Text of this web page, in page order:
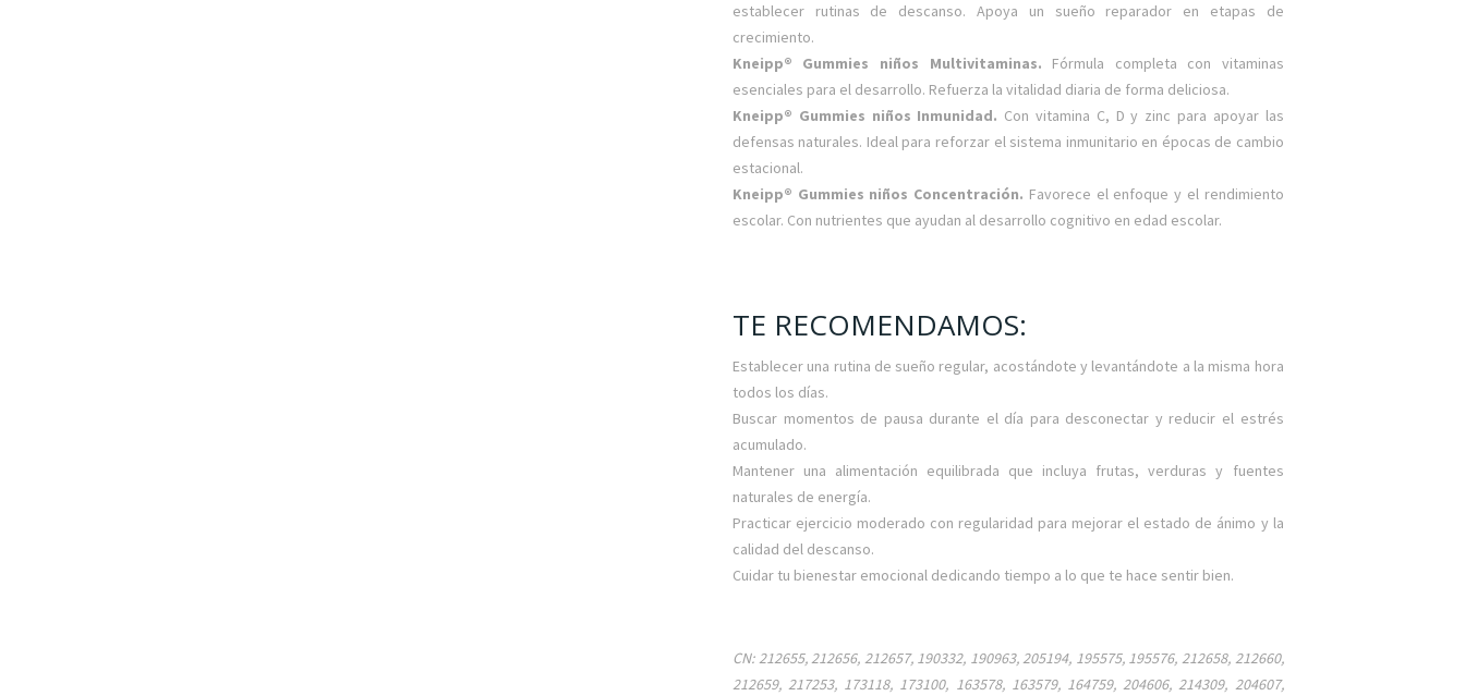
establecer rutinas de descanso. Apoya un sueño reparador en etapas de
crecimiento.
Kneipp® Gummies niños Multivitaminas. Fórmula completa con vitaminas
esenciales para el desarrollo. Refuerza la vitalidad diaria de forma deliciosa.
Kneipp® Gummies niños Inmunidad. Con vitamina C, D y zinc para apoyar las
defensas naturales. Ideal para reforzar el sistema inmunitario en épocas de cambio
estacional.
Kneipp® Gummies niños Concentración. Favorece el enfoque y el rendimiento
escolar. Con nutrientes que ayudan al desarrollo cognitivo en edad escolar.
TE RECOMENDAMOS:
Establecer una rutina de sueño regular, acostándote y levantándote a la misma hora
todos los días.
Buscar momentos de pausa durante el día para desconectar y reducir el estrés
acumulado.
Mantener una alimentación equilibrada que incluya frutas, verduras y fuentes
naturales de energía.
Practicar ejercicio moderado con regularidad para mejorar el estado de ánimo y la
calidad del descanso.
Cuidar tu bienestar emocional dedicando tiempo a lo que te hace sentir bien.
CN: 212655, 212656, 212657, 190332, 190963, 205194, 195575, 195576, 212658, 212660,
212659, 217253, 173118, 173100, 163578, 163579, 164759, 204606, 214309, 204607,